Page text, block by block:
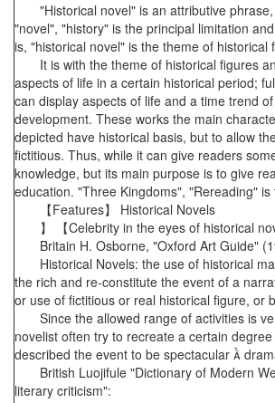
"Historical novel" is an attributive phrase,
"novel", "history" is the principal limitation
is, "historical novel" is the theme of historical
It is with the theme of historical figures
aspects of life in a certain historical period;
can display aspects of life and a time trend
development. These works the main
depicted have historical basis, but to allow
fictitious. Thus, while it can give readers
knowledge, but its main purpose is to give
education. "Three Kingdoms", "Rereading"
【Features】 Historical Novels
】 【Celebrity in the eyes of historical
Britain H. Osborne, "Oxford Art Guide"
Historical Novels: the use of historical
the rich and re-constitute the event of a
or use of fictitious or real historical figure, or
Since the allowed range of activities is
novelist often try to recreate a certain
described the event to be spectacular 
British Luojifule "Dictionary of Modern
literary criticism":